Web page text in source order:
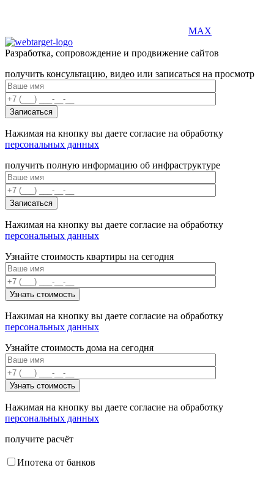
MAX
Разработка, сопровождение и продвижение сайтов
получить консультацию, видео или записаться на просмотр
Нажимая на кнопку вы даете согласие на обработку
персональных данных
получить полную информацию об инфраструктуре
Нажимая на кнопку вы даете согласие на обработку
персональных данных
Узнайте стоимость квартиры на сегодня
Нажимая на кнопку вы даете согласие на обработку
персональных данных
Узнайте стоимость дома на сегодня
Нажимая на кнопку вы даете согласие на обработку
персональных данных
получите расчёт
Ипотека от банков